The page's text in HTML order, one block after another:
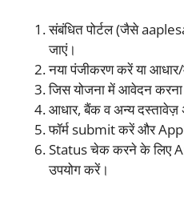
संबंधित पोर्टल (जैसे
जाएं।
नया पंजीकरण करें या
जिस योजना में आवेदन
आधार, बैंक व अन्य
फॉर्म submit करें और
Status चेक करने के लिए
उपयोग करें।